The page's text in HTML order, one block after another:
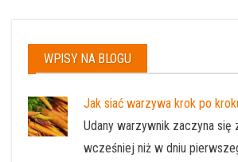
WPISY NA BLOGU
Jak siać warzywa krok po
Udany warzywnik zaczyna się
wcześniej niż w dniu